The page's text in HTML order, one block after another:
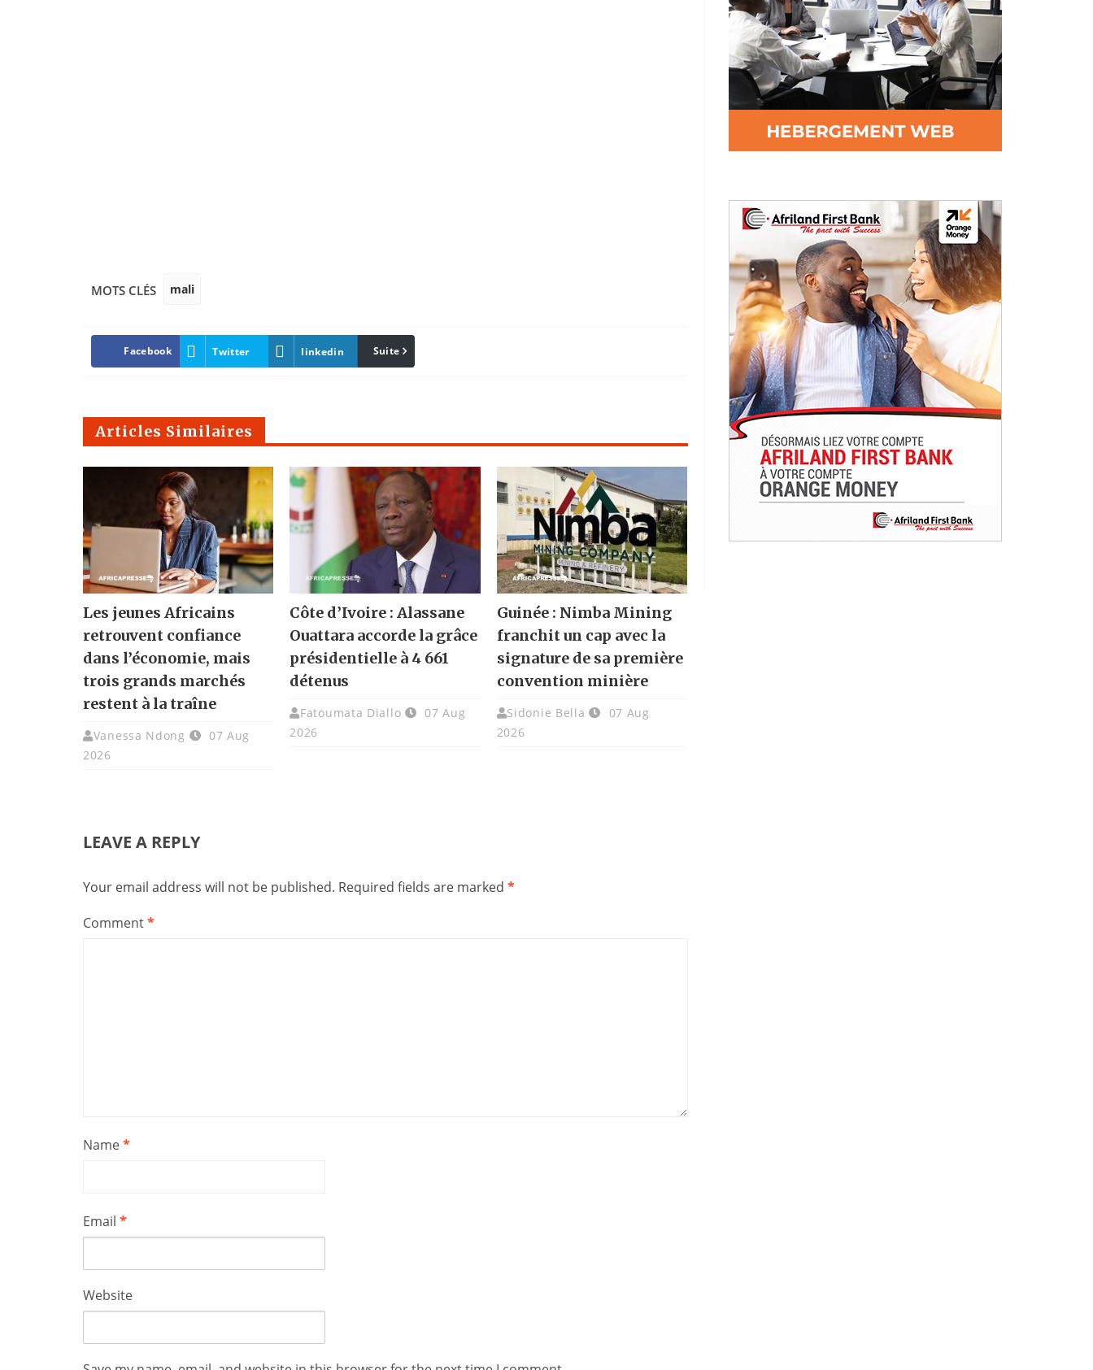
MOTS CLÉS mali
Facebook Twitter linkedin Pinterest
Suite
Articles Similaires
Les jeunes Africains
retrouvent confiance
dans l’économie, mais
trois grands marchés
restent à la traîne
Vanessa Ndong
07 Aug
2026
Côte d’Ivoire : Alassane
Ouattara accorde la grâce
présidentielle à 4 661
détenus
Fatoumata Diallo
07 Aug
2026
Guinée : Nimba Mining
franchit un cap avec la
signature de sa première
convention minière
Sidonie Bella
07 Aug
2026
LEAVE A REPLY
Your email address will not be published. Required fields are marked *
Comment*
Name*
Email *
Website